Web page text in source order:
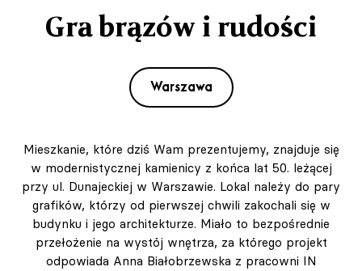
Gra brązów i rudości
Warszawa
Mieszkanie, które dziś Wam prezentujemy, znajduje się
w modernistycznej kamienicy z końca lat 50. leżącej
przy ul. Dunajeckiej w Warszawie. Lokal należy do pary
grafików, którzy od pierwszej chwili zakochali się w
budynku i jego architekturze. Miało to bezpośrednie
przełożenie na wystój wnętrza, za którego projekt
odpowiada Anna Białobrzewska z pracowni IN